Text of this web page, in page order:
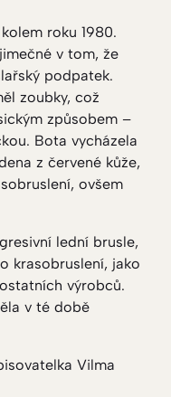
roku 1980.
v tom, že
podpatek.
zoubky, což
způsobem –
Bota vycházela
z červené kůže,
ovšem
lední brusle,
krasobruslení, jako
výrobců.
v té době
Vilma